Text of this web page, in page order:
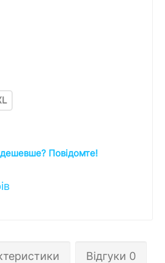
Повідомте!
Відгуки 0